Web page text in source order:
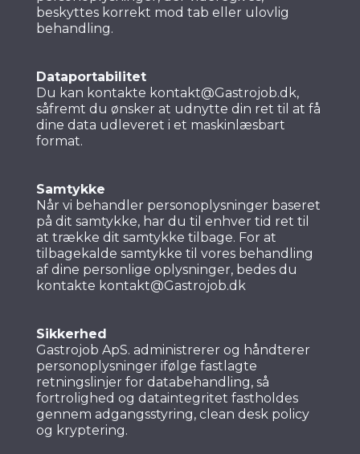
beskyttes korrekt mod tab eller ulovlig
behandling.
Dataportabilitet
Du kan kontakte kontakt@Gastrojob.dk,
såfremt du ønsker at udnytte din ret til at få
dine data udleveret i et maskinlæsbart
format.
Samtykke
Når vi behandler personoplysninger baseret
på dit samtykke, har du til enhver tid ret til
at trække dit samtykke tilbage. For at
tilbagekalde samtykke til vores behandling
af dine personlige oplysninger, bedes du
kontakte kontakt@Gastrojob.dk
Sikkerhed
Gastrojob ApS. administrerer og håndterer
personoplysninger ifølge fastlagte
retningslinjer for databehandling, så
fortrolighed og dataintegritet fastholdes
gennem adgangsstyring, clean desk policy
og kryptering.